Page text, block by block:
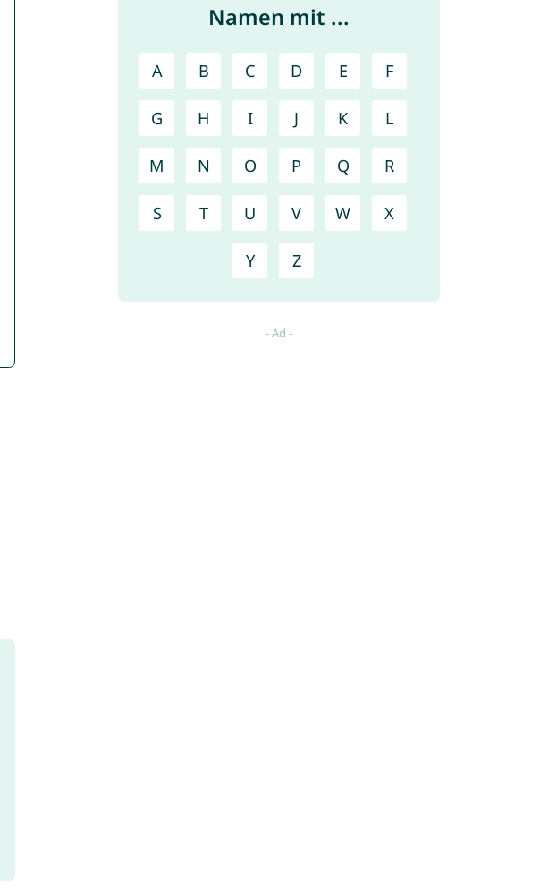
Namen mit ...
A B C D E F
G H I J K L
M N O P Q R
S T U V W X
Y Z